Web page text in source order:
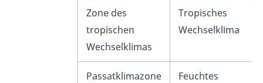
Zone des
tropischen
Wechselklimas
Tropisches
Wechselklima
Passatklimazone
Feuchtes